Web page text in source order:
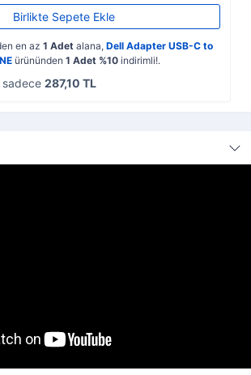
Birlikte Sepete Ekle
en az 1 Adet alana, Dell Adapter USB-C to
ürününden 1 Adet %10 indirimli!.
287,10 TL